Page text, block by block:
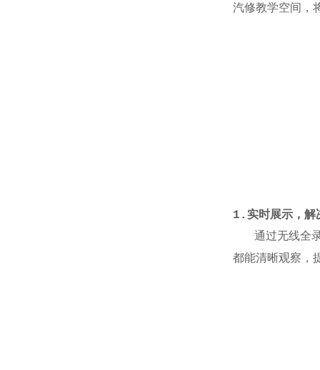
汽修教学空间，
1. 实时展示，解
通过无线全录
都能清晰观察，